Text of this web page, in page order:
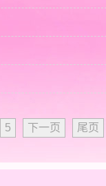
5 下一页 尾页